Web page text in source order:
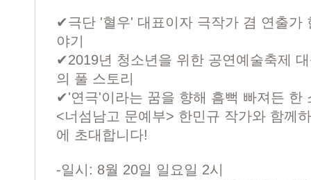
✔극단 '혈우' 대표이자 극작가 겸 연출가
야기
✔2019년 청소년을 위한 공연예술축제
의 풀 스토리
✔'연극'이라는 꿈을 향해 흠뻑 빠져든 한
<너섬남고 문예부> 한민규 작가와 함께
에 초대합니다!
-일시: 8월 20일 일요일 2시